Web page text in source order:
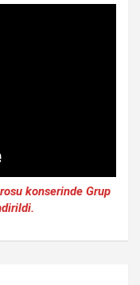
konserinde Grup